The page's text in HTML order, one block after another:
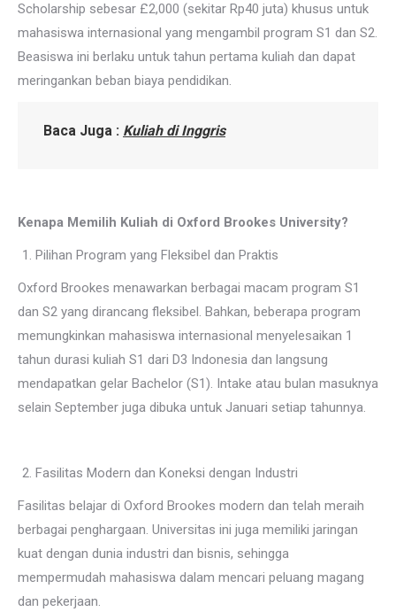
Scholarship sebesar £2,000 (sekitar Rp40 juta) khusus untuk
mahasiswa internasional yang mengambil program S1 dan S2.
Beasiswa ini berlaku untuk tahun pertama kuliah dan dapat
meringankan beban biaya pendidikan.
Baca Juga : Kuliah di Inggris
Kenapa Memilih Kuliah di Oxford Brookes University?
Pilihan Program yang Fleksibel dan Praktis
Oxford Brookes menawarkan berbagai macam program S1
dan S2 yang dirancang fleksibel. Bahkan, beberapa program
memungkinkan mahasiswa internasional menyelesaikan 1
tahun durasi kuliah S1 dari D3 Indonesia dan langsung
mendapatkan gelar Bachelor (S1). Intake atau bulan masuknya
selain September juga dibuka untuk Januari setiap tahunnya.
Fasilitas Modern dan Koneksi dengan Industri
Fasilitas belajar di Oxford Brookes modern dan telah meraih
berbagai penghargaan. Universitas ini juga memiliki jaringan
kuat dengan dunia industri dan bisnis, sehingga
mempermudah mahasiswa dalam mencari peluang magang
dan pekerjaan.